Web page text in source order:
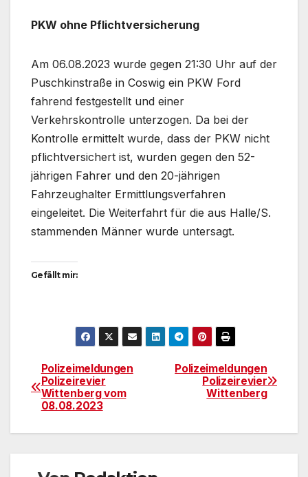
PKW ohne Pflichtversicherung
Am 06.08.2023 wurde gegen 21:30 Uhr auf der
Puschkinstraße in Coswig ein PKW Ford
fahrend festgestellt und einer
Verkehrskontrolle unterzogen. Da bei der
Kontrolle ermittelt wurde, dass der PKW nicht
pflichtversichert ist, wurden gegen den 52-
jährigen Fahrer und den 20-jährigen
Fahrzeughalter Ermittlungsverfahren
eingeleitet. Die Weiterfahrt für die aus Halle/S.
stammenden Männer wurde untersagt.
Gefällt mir:
Beitragsnavigation
Polizeimeldungen
Polizeirevier
Wittenberg
Polizeimeldungen
Polizeirevier
Wittenberg vom
08.08.2023